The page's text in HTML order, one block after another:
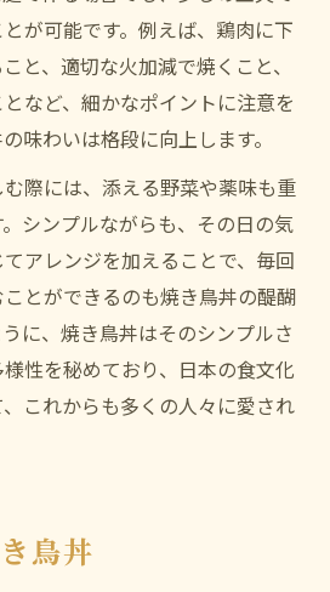
が可能です。例えば、鶏肉に下
と、適切な火加減で焼くこと、
など、細かなポイントに注意を
味わいは格段に向上します。
際には、添える野菜や薬味も重
シンプルながらも、その日の気
アレンジを加えることで、毎回
とができるのも焼き鳥丼の醍醐
に、焼き鳥丼はそのシンプルさ
性を秘めており、日本の食文化
これからも多くの人々に愛され
鳥丼